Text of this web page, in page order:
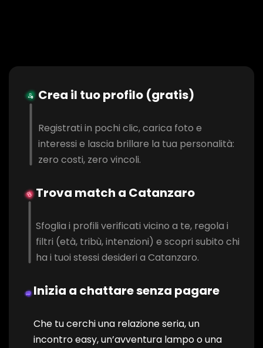
Crea il tuo profilo (gratis)
Registrati in pochi clic, carica foto e
interessi e lascia brillare la tua personalità:
zero costi, zero vincoli.
Trova match a Catanzaro
Sfoglia i profili verificati vicino a te, regola i
filtri (età, tribù, intenzioni) e scopri subito chi
ha i tuoi stessi desideri a Catanzaro.
Inizia a chattare senza pagare
Che tu cerchi una relazione seria, un
incontro easy, un’avventura lampo o una